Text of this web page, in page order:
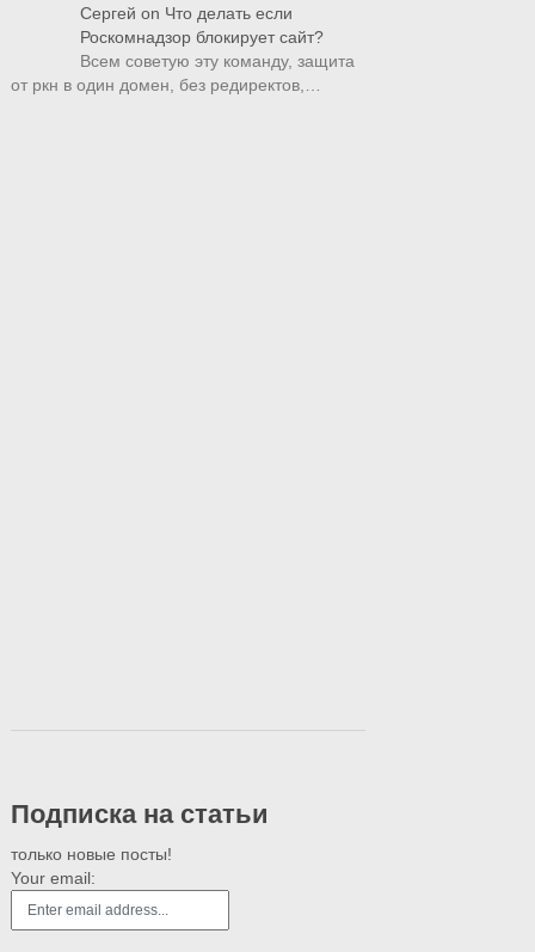
Сергей on Что делать если
Роскомнадзор блокирует сайт?
Всем советую эту команду, защита
от ркн в один домен, без редиректов,…
Подписка на статьи
только новые посты!
Your email: